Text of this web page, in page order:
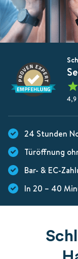
4,9
24 Stunden
Türöffnung
Bar- & EC-
In 20 – 40